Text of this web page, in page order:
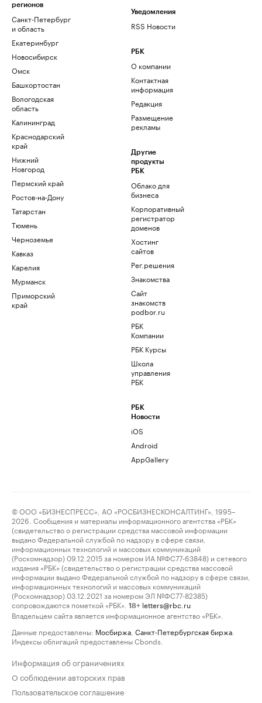
регионов
Санкт-Петербург
и область
Екатеринбург
Новосибирск
Омск
Башкортостан
Вологодская
область
Калининград
Краснодарский
край
Нижний
Новгород
Пермский край
Ростов-на-Дону
Татарстан
Тюмень
Черноземье
Кавказ
Карелия
Мурманск
Приморский
край
Уведомления
RSS Новости
РБК
О компании
Контактная
информация
Редакция
Размещение
рекламы
Другие
продукты
РБК
Облако для
бизнеса
Корпоративный
регистратор
доменов
Хостинг
сайтов
Рег.решения
Знакомства
Сайт
знакомств
podbor.ru
РБК
Компании
РБК Курсы
Школа
управления
РБК
РБК
Новости
iOS
Android
AppGallery
© ООО «БИЗНЕСПРЕСС», АО «РОСБИЗНЕСКОНСАЛТИНГ», 1995–
2026. Сообщения и материалы информационного агентства «РБК»
(свидетельство о регистрации средства массовой информации
выдано Федеральной службой по надзору в сфере связи,
информационных технологий и массовых коммуникаций
(Роскомнадзор) 09.12.2015 за номером ИА №ФС77-63848) и сетевого
издания «РБК» (свидетельство о регистрации средства массовой
информации выдано Федеральной службой по надзору в сфере связи,
информационных технологий и массовых коммуникаций
(Роскомнадзор) 03.12.2021 за номером ЭЛ №ФС77-82385)
сопровождаются пометкой «РБК».
18+ letters@rbc.ru
Владельцем сайта является информационное агентство «РБК».
Данные предоставлены: Мосбиржа Санкт-Петербургская биржа
Индексы облигаций предоставлены Cbonds.
Информация об ограничениях
О соблюдении авторских прав
Пользовательское соглашение